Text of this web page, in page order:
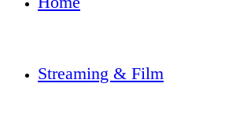
Streaming & Film